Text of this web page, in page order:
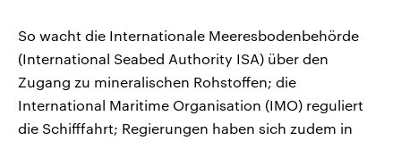
So wacht die Internationale Meeresbodenbehörde
(International Seabed Authority ISA) über den
Zugang zu mineralischen Rohstoffen; die
International Maritime Organisation (IMO) reguliert
die Schifffahrt; Regierungen haben sich zudem in